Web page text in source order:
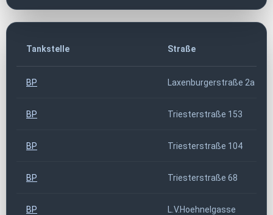
Tankstelle Straße
BP Laxenburgerstraße 2a
BP Triesterstraße 153
BP Triesterstraße 104
BP Triesterstraße 68
BP L.V.Hoehnelgasse